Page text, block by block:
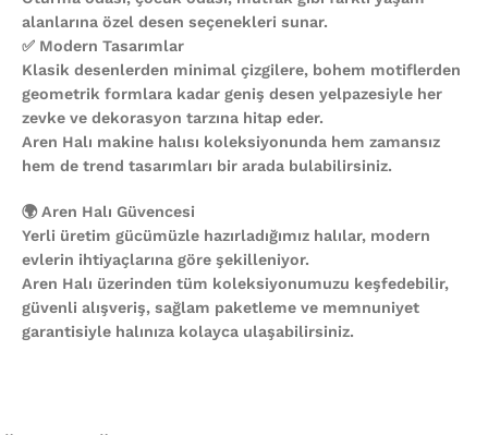
alanlarına özel desen seçenekleri sunar.
✅ Modern Tasarımlar
Klasik desenlerden minimal çizgilere, bohem motiflerden
geometrik formlara kadar geniş desen yelpazesiyle her
zevke ve dekorasyon tarzına hitap eder.
Aren Halı makine halısı koleksiyonunda hem zamansız
hem de trend tasarımları bir arada bulabilirsiniz.
🌍 Aren Halı Güvencesi
Yerli üretim gücümüzle hazırladığımız halılar, modern
evlerin ihtiyaçlarına göre şekilleniyor.
Aren Halı üzerinden tüm koleksiyonumuzu keşfedebilir,
güvenli alışveriş, sağlam paketleme ve memnuniyet
garantisiyle halınıza kolayca ulaşabilirsiniz.